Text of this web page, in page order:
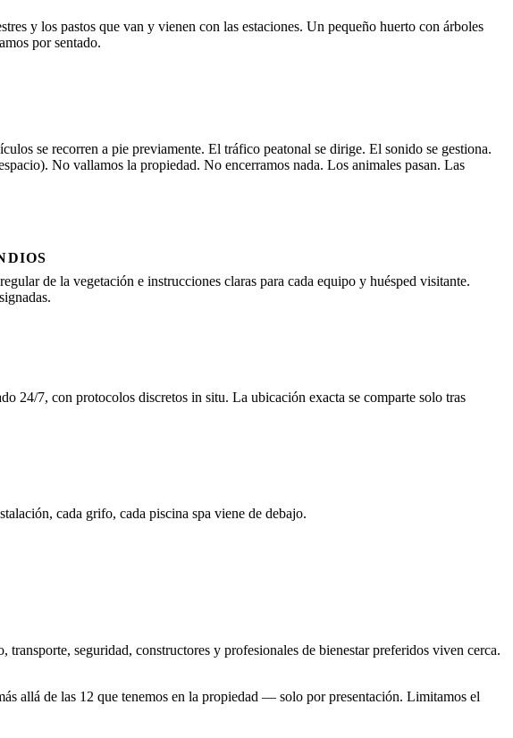
y los pastos que van y vienen con las estaciones. Un pequeño huerto con árboles
por sentado.
se recorren a pie previamente. El tráfico peatonal se dirige. El sonido se gestiona.
No vallamos la propiedad. No encerramos nada. Los animales pasan. Las
de la vegetación e instrucciones claras para cada equipo y huésped visitante.
24/7, con protocolos discretos in situ. La ubicación exacta se comparte solo tras
cada grifo, cada piscina spa viene de debajo.
seguridad, constructores y profesionales de bienestar preferidos viven cerca.
allá de las 12 que tenemos en la propiedad — solo por presentación. Limitamos el